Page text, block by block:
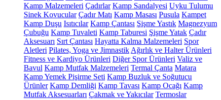
Kamp Malzemeleri Çadırlar Kamp Sandalyesi Uyku Tulumu
Sinek Kovucular Çadır Matı Kamp Masası Pusula Kampet
Kamp Duşu Isıtıcılar Kamp Çantası Şişme Yastık Magnezyum
Çubuğu Kamp Tuvaleti Kamp Taburesi Şişme Yatak Çadır
Aksesuarı Sırt Çantası Hayatta Kalma Malzemeleri Spor
Aletleri Pilates, Yoga ve Jimnastik Ağırlık ve Halter Ürünleri
Fitness ve Kardiyo Ürünleri Diğer Spor Ürünleri Valiz ve
Bavul Kamp Mutfak Malzemeleri Termal Çanta Matara
Kamp Yemek Pişirme Seti Kamp Buzluk ve Soğutucu
Ürünler Kamp Demliği Kamp Tavası Kamp Ocağı Kamp
Mutfak Aksesuarları Çakmak ve Yakıcılar Termoslar